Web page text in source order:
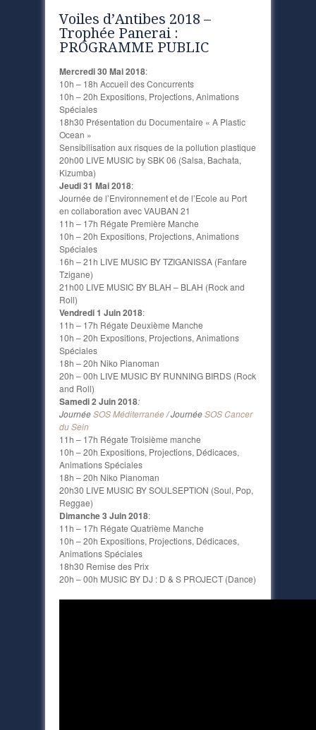
Voiles d’Antibes 2018 –
Trophée Panerai :
PROGRAMME PUBLIC
Mercredi 30 Mai 2018:
10h – 18h Accueil des Concurrents
10h – 20h Expositions, Projections, Animations
Spéciales
18h30 Présentation du Documentaire « A Plastic
Ocean »
Sensibilisation aux risques de la pollution plastique
20h00 LIVE MUSIC by SBK 06 (Salsa, Bachata,
Kizumba)
Jeudi 31 Mai 2018:
Journée de l’Environnement et de l’Ecole au Port
en collaboration avec VAUBAN 21
11h – 17h Régate Première Manche
10h – 20h Expositions, Projections, Animations
Spéciales
16h – 21h LIVE MUSIC BY TZIGANISSA (Fanfare
Tzigane)
21h00 LIVE MUSIC BY BLAH – BLAH (Rock and
Roll)
Vendredi 1 Juin 2018:
11h – 17h Régate Deuxième Manche
10h – 20h Expositions, Projections, Animations
Spéciales
18h – 20h Niko Pianoman
20h – 00h LIVE MUSIC BY RUNNING BIRDS (Rock
and Roll)
Samedi 2 Juin 2018:
JournéeSOS Méditerranée/ JournéeSOS Cancer
du Sein
11h – 17h Régate Troisième manche
10h – 20h Expositions, Projections, Dédicaces,
Animations Spéciales
18h – 20h Niko Pianoman
20h30 LIVE MUSIC BY SOULSEPTION (Soul, Pop,
Reggae)
Dimanche 3 Juin 2018:
11h – 17h Régate Quatrième Manche
10h – 20h Expositions, Projections, Dédicaces,
Animations Spéciales
18h30 Remise des Prix
20h – 00h MUSIC BY DJ : D & S PROJECT (Dance)